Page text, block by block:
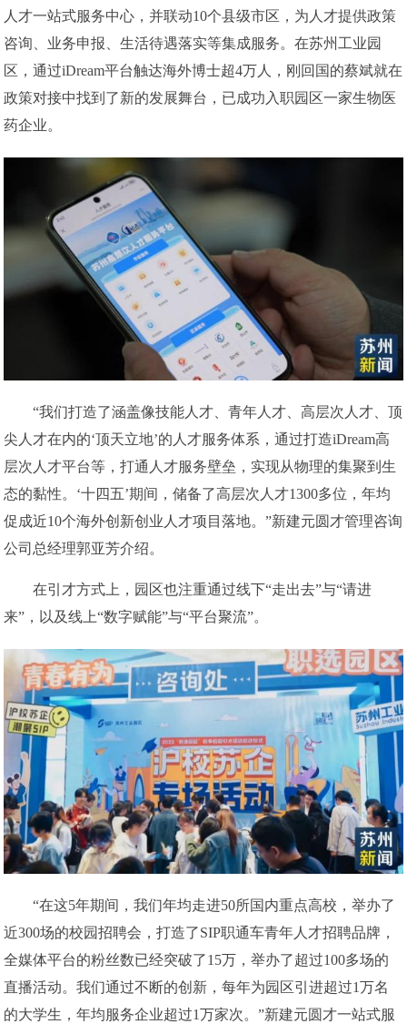
人才一站式服务中心，并联动10个县级市区，为人才提供政策
咨询、业务申报、生活待遇落实等集成服务。在苏州工业园
区，通过iDream平台触达海外博士超4万人，刚回国的蔡斌就在
政策对接中找到了新的发展舞台，已成功入职园区一家生物医
药企业。
“我们打造了涵盖像技能人才、青年人才、高层次人才、顶
尖人才在内的‘顶天立地’的人才服务体系，通过打造iDream高
层次人才平台等，打通人才服务壁垒，实现从物理的集聚到生
态的黏性。‘十四五’期间，储备了高层次人才1300多位，年均
促成近10个海外创新创业人才项目落地。”新建元圆才管理咨询
公司总经理郭亚芳介绍。
在引才方式上，园区也注重通过线下“走出去”与“请进
来”，以及线上“数字赋能”与“平台聚流”。
“在这5年期间，我们年均走进50所国内重点高校，举办了
近300场的校园招聘会，打造了SIP职通车青年人才招聘品牌，
全媒体平台的粉丝数已经突破了15万，举办了超过100多场的
直播活动。我们通过不断的创新，每年为园区引进超过1万名
的大学生，年均服务企业超过1万家次。”新建元圆才一站式服